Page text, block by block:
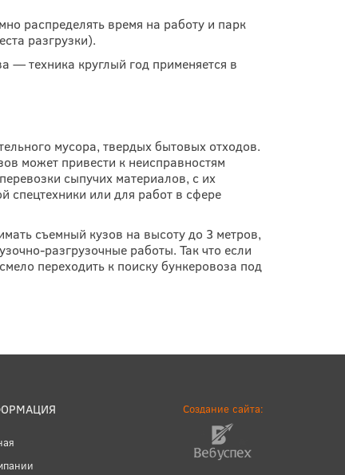
распределять время на работу и парк
разгрузки).
— техника круглый год применяется в
мусора, твердых бытовых отходов.
может привести к неисправностям
сыпучих материалов, с их
спецтехники или для работ в сфере
съемный кузов на высоту до 3 метров,
разгрузочные работы. Так что если
переходить к поиску бункеровоза под
Создание сайта: